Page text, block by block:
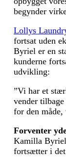
begynder
Lollys
fortsat uden
Byriel er en
kunderne
udvikling:
”Vi har et
vender
for den
Forventer
Kamilla
fortsætter i det